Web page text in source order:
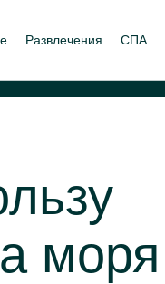
Развлечения СПА
моря